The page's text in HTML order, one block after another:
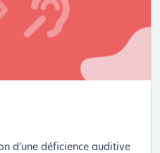
d’une déficience auditive